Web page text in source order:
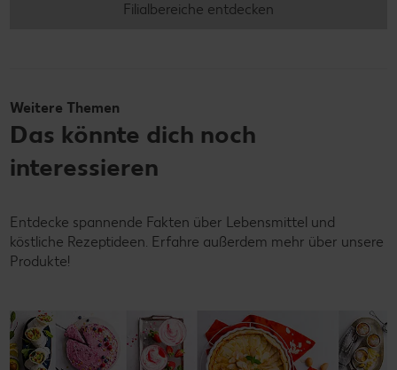
Filialbereiche entdecken
Weitere Themen
Das könnte dich noch
interessieren
Entdecke spannende Fakten über Lebensmittel und
köstliche Rezeptideen. Erfahre außerdem mehr über unsere
Produkte!